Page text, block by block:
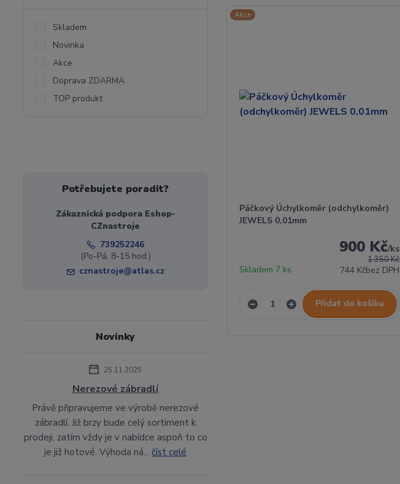
Akce
Páčkový Úchylkoměr (odchylkoměr)
JEWELS 0,01mm
1 350 Kč
900 Kč/ks
744 Kčbez DPH
Skladem 7 ks
Přidat do košíku
Skladem
Novinka
Akce
Doprava ZDARMA
TOP produkt
Potřebujete poradit?
Zákaznická podpora Eshop-
CZnastroje
739252246
(Po-Pá, 8-15 hod.)
cznastroje@atlas.cz
Novinky
25.11.2025
Nerezové zábradlí
Právě připravujeme ve výrobě nerezové
zábradlí. Již brzy bude celý sortiment k
prodeji, zatím vždy je v nabídce aspoň to co
je již hotové. Výhoda ná...číst celé